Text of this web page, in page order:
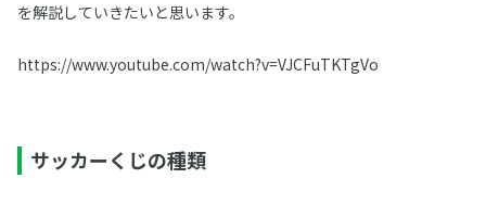
を解説していきたいと思います。
https://www.youtube.com/watch?v=VJCFuTKTgVo
サッカーくじの種類